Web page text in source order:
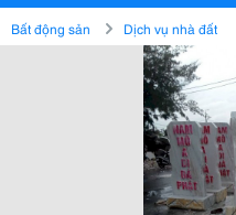
Bất động sản Dịch vụ nhà đất